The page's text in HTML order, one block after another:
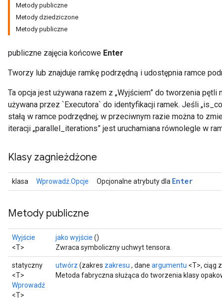
Metody publiczne
Metody dziedziczone
Metody publiczne
publiczne zajęcia końcowe Enter
Tworzy lub znajduje ramkę podrzędną i udostępnia ramce
Ta opcja jest używana razem z „Wyjściem” do tworzenia
używana przez `Executora` do identyfikacji ramek. Jeśli
stałą w ramce podrzędnej; w przeciwnym razie można to
iteracji „parallel_iterations” jest uruchamiana równolegle w
Klasy zagnieżdżone
klasa Wprowadź.Opcje Opcjonalne atrybuty dla Enter
Metody publiczne
Wyjście
<T>
jako wyjście ()
Zwraca symboliczny uchwyt tensora.
statyczny
<T>
Wprowadź
<T>
utwórz (zakres zakresu , dane argumentu <T>, ciąg
Metoda fabryczna służąca do tworzenia klasy